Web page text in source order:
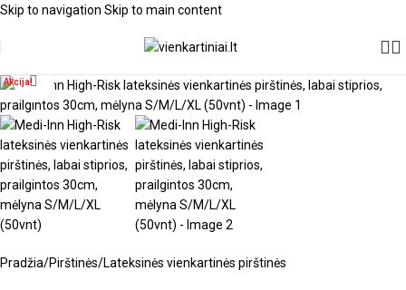
Skip to navigation Skip to main content
Akcija! Spustelėkite, kad padidintumėte
Pradžia/Pirštinės/Lateksinės vienkartinės pirštinės